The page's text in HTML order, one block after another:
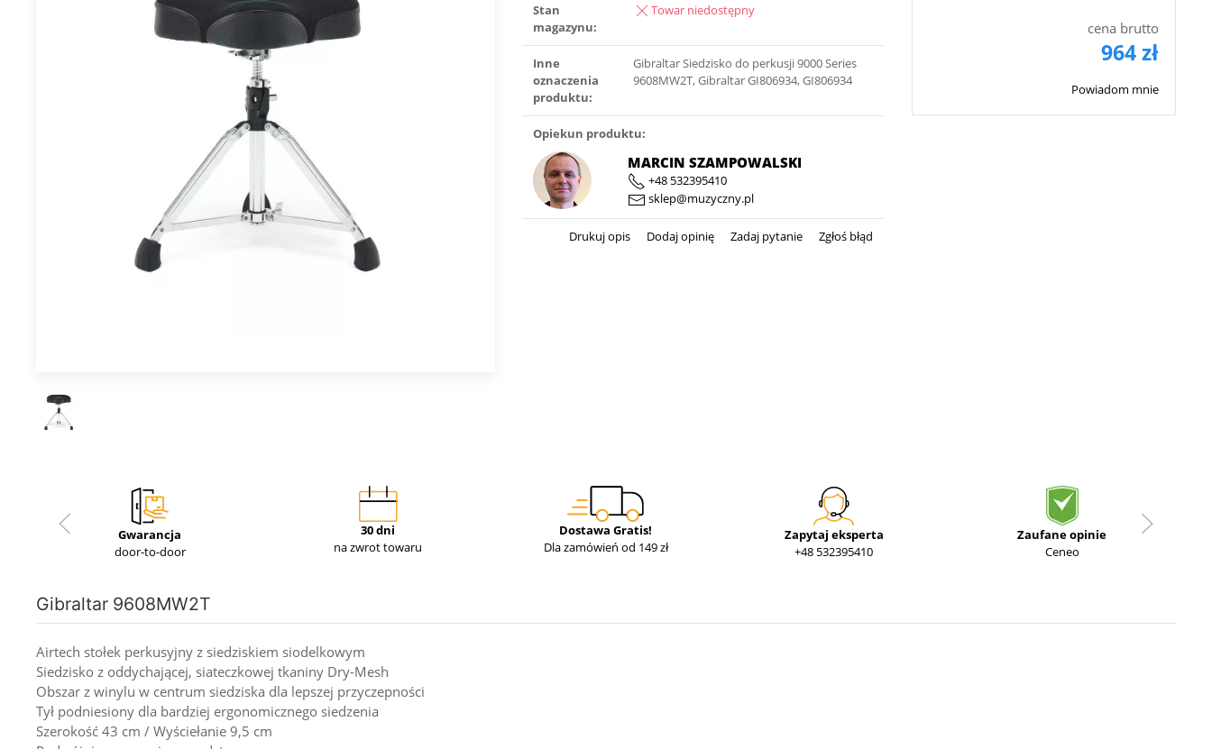
Stan
magazynu:
Towar niedostępny
Inne
oznaczenia
produktu:
Gibraltar Siedzisko do perkusji 9000 Series
9608MW2T, Gibraltar GI806934, GI806934
Opiekun produktu:
MARCIN SZAMPOWALSKI
+48 532395410
sklep@muzyczny.pl
Drukuj opis Dodaj opinię Zadaj pytanie Zgłoś błąd
cena brutto
964 zł
Powiadom mnie
Gwarancja
door-to-door
30 dni
na zwrot towaru
Dostawa Gratis!
Dla zamówień od 149 zł
Zapytaj eksperta
+48 532395410
Zaufane opinie
Ceneo
Gibraltar 9608MW2T
Airtech stołek perkusyjny z siedziskiem siodelkowym
Siedzisko z oddychającej, siateczkowej tkaniny Dry-Mesh
Obszar z winylu w centrum siedziska dla lepszej przyczepności
Tył podniesiony dla bardziej ergonomicznego siedzenia
Szerokość 43 cm / Wyściełanie 9,5 cm